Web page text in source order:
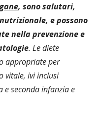
, sono salutari,
e possono
nella prevenzione e
. Le diete
appropriate per
vitale, ivi inclusi
seconda infanzia e